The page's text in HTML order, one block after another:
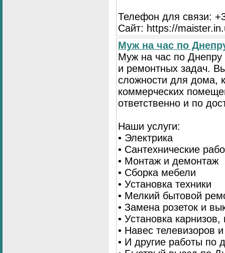
Телефон для связи:
Сайт: https://
Муж на час по
Муж на час по
и ремонтных задач.
сложности для дома,
коммерческих
ответственно и по
Наши услуги:
• Электрика
• Сантехнические
• Монтаж и демонтаж
• Сборка мебели
• Установка техники
• Мелкий бытовой
• Замена розеток и
• Установка
• Навес телевизоров
• И другие работы по